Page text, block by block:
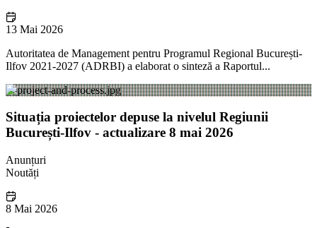
13 Mai 2026
Autoritatea de Management pentru Programul Regional București-
Ilfov 2021-2027 (ADRBI) a elaborat o sinteză a Raportul...
Situația proiectelor depuse la nivelul Regiunii
București-Ilfov - actualizare 8 mai 2026
Anunțuri
Noutăți
8 Mai 2026